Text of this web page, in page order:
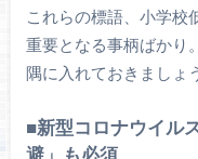
これらの標語、小学校
重要となる事柄ばかり
隅に入れておきましょ
■新型コロナウイル
避」も必須